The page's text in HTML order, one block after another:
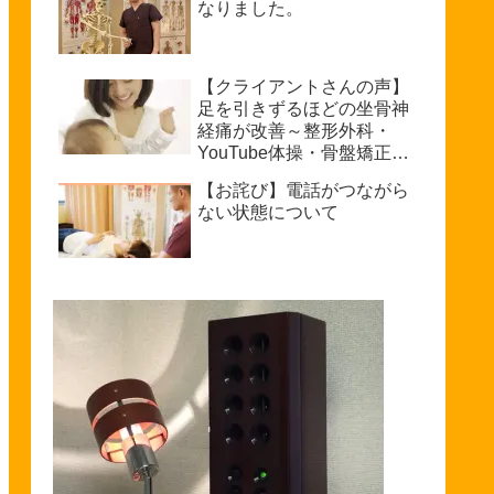
なりました。
【クライアントさんの声】
足を引きずるほどの坐骨神
経痛が改善～整形外科・
YouTube体操・骨盤矯正で
けるまで～坐骨神経痛を治
療できる整体を探している
【お詫び】電話がつながら
ない状態について